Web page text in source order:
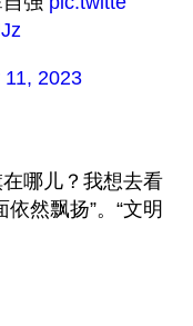
11, 2023
哪儿？我想去看
然飘扬”。“文明